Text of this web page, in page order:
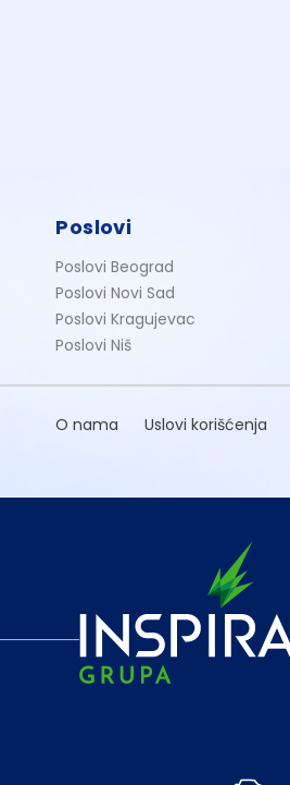
Poslovi
Poslovi Beograd
Poslovi Novi Sad
Poslovi Kragujevac
Poslovi Niš
O nama Uslovi korišćenja